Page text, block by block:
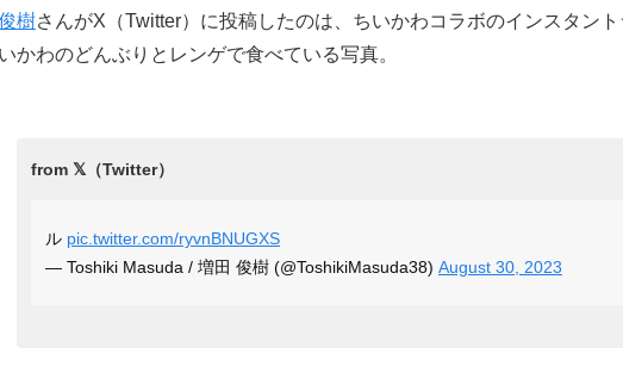
樹さんがX（Twitter）に投稿したのは、ちいかわコラボのインスタン
かわのどんぶりとレンゲで食べている写真。
ル pic.twitter.com/ryvnBNUGXS
— Toshiki Masuda / 増田 俊樹 (@ToshikiMasuda38) August 30, 2023